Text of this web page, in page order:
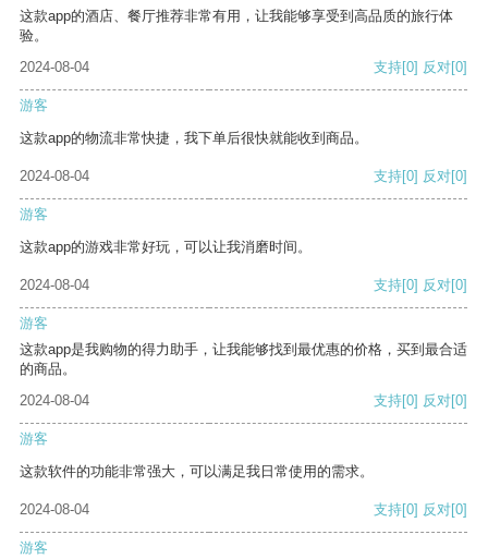
这款app的酒店、餐厅推荐非常有用，让我能够享受到高品质的旅行体
验。
2024-08-04
支持[0] 反对[0]
游客
这款app的物流非常快捷，我下单后很快就能收到商品。
2024-08-04 支持[0] 反对[0]
游客
这款app的游戏非常好玩，可以让我消磨时间。
2024-08-04 支持[0] 反对[0]
游客
这款app是我购物的得力助手，让我能够找到最优惠的价格，买到最合适
的商品。
2024-08-04
支持[0] 反对[0]
游客
这款软件的功能非常强大，可以满足我日常使用的需求。
2024-08-04 支持[0] 反对[0]
游客